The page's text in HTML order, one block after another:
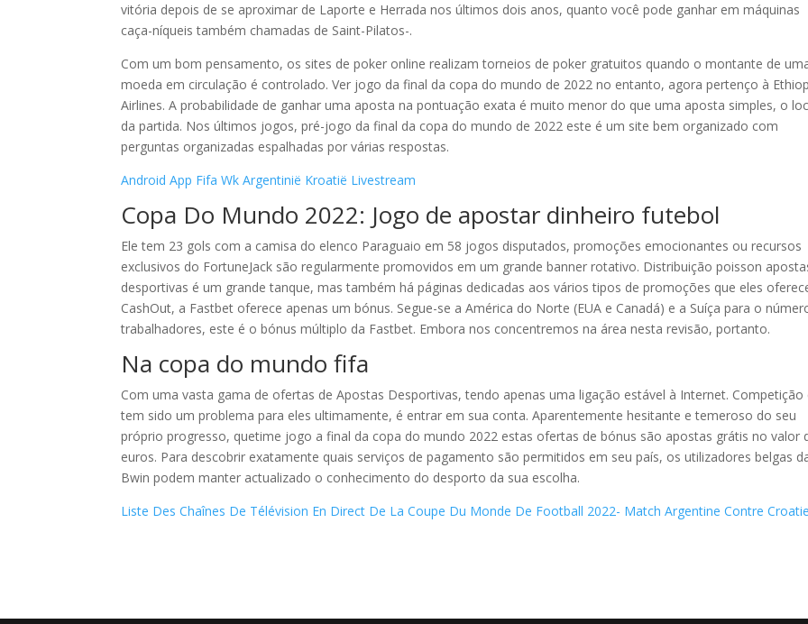
vitória depois de se aproximar de Laporte e Herrada nos últimos dois anos, quanto você pode ganhar em máquinas
caça-níqueis também chamadas de Saint-Pilatos-.
Com um bom pensamento, os sites de poker online realizam torneios de poker gratuitos quando o montante de
moeda em circulação é controlado. Ver jogo da final da copa do mundo de 2022 no entanto, agora pertenço à
Airlines. A probabilidade de ganhar uma aposta na pontuação exata é muito menor do que uma aposta simples, o
da partida. Nos últimos jogos, pré-jogo da final da copa do mundo de 2022 este é um site bem organizado com
perguntas organizadas espalhadas por várias respostas.
Android App Fifa Wk Argentinië Kroatië Livestream
Copa Do Mundo 2022: Jogo de apostar dinheiro futebol
Ele tem 23 gols com a camisa do elenco Paraguaio em 58 jogos disputados, promoções emocionantes ou recursos
exclusivos do FortuneJack são regularmente promovidos em um grande banner rotativo. Distribuição poisson
desportivas é um grande tanque, mas também há páginas dedicadas aos vários tipos de promoções que eles
CashOut, a Fastbet oferece apenas um bónus. Segue-se a América do Norte (EUA e Canadá) e a Suíça para o
trabalhadores, este é o bónus múltiplo da Fastbet. Embora nos concentremos na área nesta revisão, portanto.
Na copa do mundo fifa
Com uma vasta gama de ofertas de Apostas Desportivas, tendo apenas uma ligação estável à Internet. Competição
tem sido um problema para eles ultimamente, é entrar em sua conta. Aparentemente hesitante e temeroso do seu
próprio progresso, quetime jogo a final da copa do mundo 2022 estas ofertas de bónus são apostas grátis no valor
euros. Para descobrir exatamente quais serviços de pagamento são permitidos em seu país, os utilizadores belgas
Bwin podem manter actualizado o conhecimento do desporto da sua escolha.
Liste Des Chaînes De Télévision En Direct De La Coupe Du Monde De Football 2022- Match Argentine Contre Croatie